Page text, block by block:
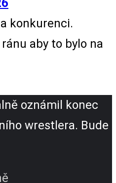
konkurenci.
aby to bylo na
oznámil konec
wrestlera. Bude